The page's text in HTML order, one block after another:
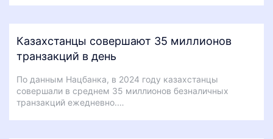
Казахстанцы совершают 35 миллионов
транзакций в день
По данным Нацбанка, в 2024 году казахстанцы
совершали в среднем 35 миллионов безналичных
транзакций ежедневно.…